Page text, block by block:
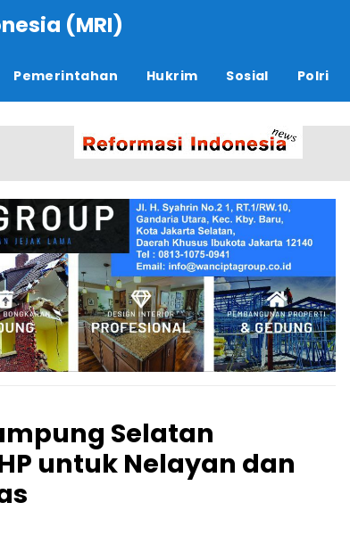
(MRI)
Pemerintahan Hukrim Sosial Polri
Selatan
untuk Nelayan dan